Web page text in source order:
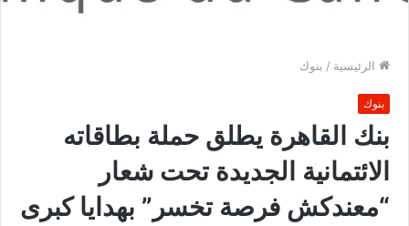
الرئيسية / بنوك
بنوك
بنك القاهرة يطلق حملة بطاقاته
الائتمانية الجديدة تحت شعار
“معندكش فرصة تخسر” بهدايا كبرى